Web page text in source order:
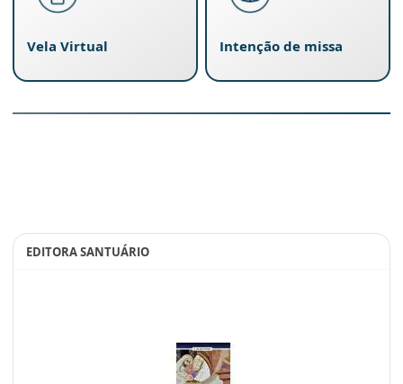
Vela Virtual Intenção de missa
EDITORA SANTUÁRIO